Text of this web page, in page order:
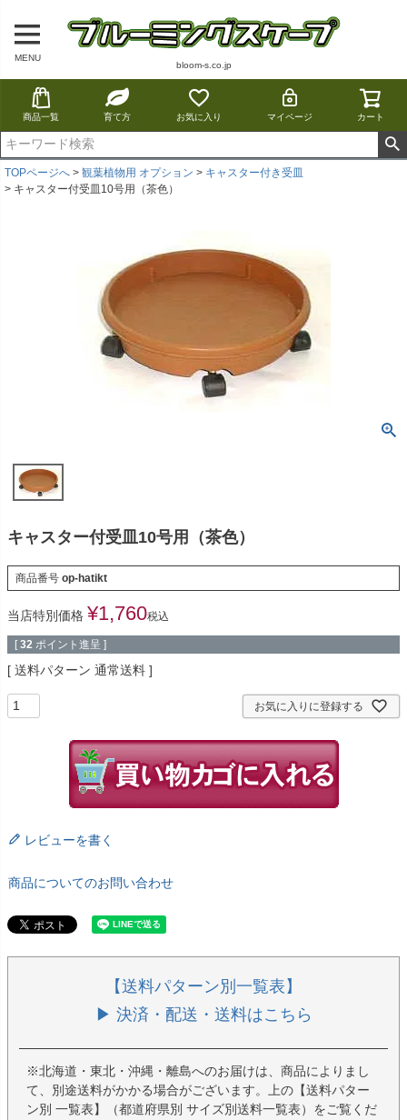
MENU
bloom-s.co.jp
商品一覧 育て方 お気に入り マイページ カート
TOPページへ 観葉植物用 オプション
キャスター付き受皿
キャスター付受皿10号用（茶色）
キャスター付受皿10号用（茶色）
商品番号 op-hatikt
当店特別価格 ¥1,760税込
[ 32 ポイント進呈 ]
送料パターン 通常送料
お気に入りに登録する
レビューを書く
商品についてのお問い合わせ
【送料パターン別一覧表】
▶ 決済・配送・送料はこちら
※北海道・東北・沖縄・離島へのお届けは、商品によりまし
て、別途送料がかかる場合がございます。上の【送料パター
ン別 一覧表】（都道府県別 サイズ別送料一覧表）をご覧くだ